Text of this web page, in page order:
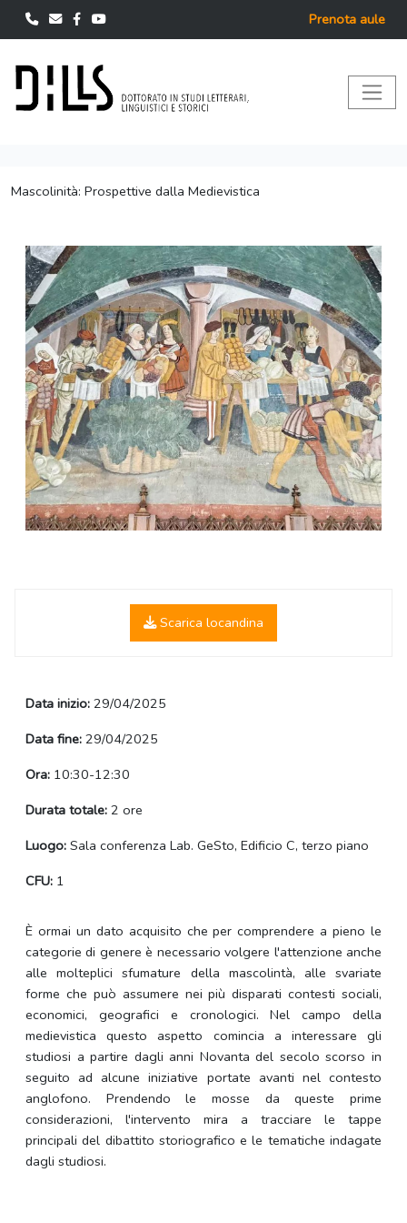
Prenota aule
Mascolinità: Prospettive dalla Medievistica
Scarica locandina
Data inizio: 29/04/2025
Data fine: 29/04/2025
Ora: 10:30-12:30
Durata totale: 2 ore
Luogo: Sala conferenza Lab. GeSto, Edificio C, terzo piano
CFU: 1
È ormai un dato acquisito che per comprendere a pieno le
categorie di genere è necessario volgere l'attenzione anche
alle molteplici sfumature della mascolintà, alle svariate
forme che può assumere nei più disparati contesti sociali,
economici, geografici e cronologici. Nel campo della
medievistica questo aspetto comincia a interessare gli
studiosi a partire dagli anni Novanta del secolo scorso in
seguito ad alcune iniziative portate avanti nel contesto
anglofono. Prendendo le mosse da queste prime
considerazioni, l'intervento mira a tracciare le tappe
principali del dibattito storiografico e le tematiche indagate
dagli studiosi.